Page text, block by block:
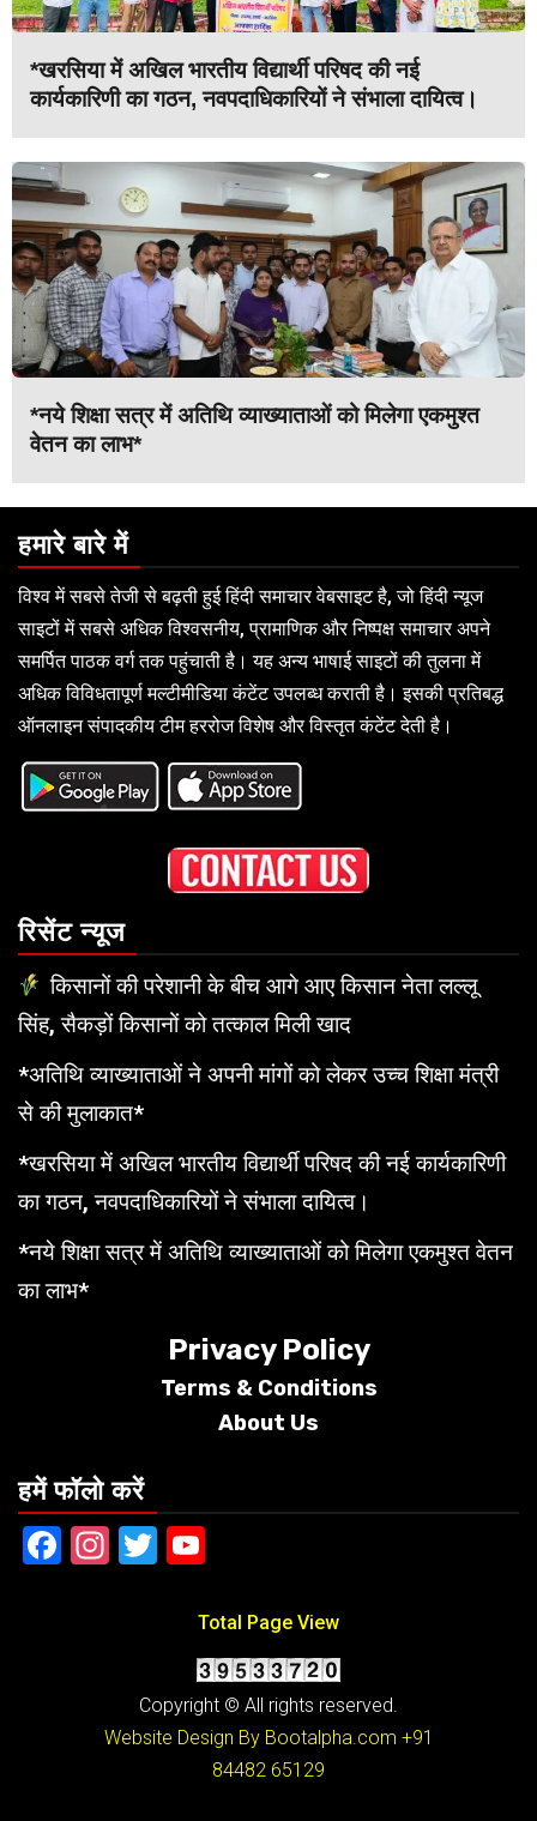
*खरसिया में अखिल भारतीय विद्यार्थी परिषद की नई
कार्यकारिणी का गठन, नवपदाधिकारियों ने संभाला दायित्व।
*नये शिक्षा सत्र में अतिथि व्याख्याताओं को मिलेगा एकमुश्त
वेतन का लाभ*
हमारे बारे में
विश्व में सबसे तेजी से बढ़ती हुई हिंदी समाचार वेबसाइट है, जो हिंदी न्यूज
साइटों में सबसे अधिक विश्वसनीय, प्रामाणिक और निष्पक्ष समाचार अपने
समर्पित पाठक वर्ग तक पहुंचाती है। यह अन्य भाषाई साइटों की तुलना में
अधिक विविधतापूर्ण मल्टीमीडिया कंटेंट उपलब्ध कराती है। इसकी प्रतिबद्ध
ऑनलाइन संपादकीय टीम हररोज विशेष और विस्तृत कंटेंट देती है।
रिसेंट न्यूज
किसानों की परेशानी के बीच आगे आए किसान नेता लल्लू
सिंह, सैकड़ों किसानों को तत्काल मिली खाद
*अतिथि व्याख्याताओं ने अपनी मांगों को लेकर उच्च शिक्षा मंत्री
से की मुलाकात*
*खरसिया में अखिल भारतीय विद्यार्थी परिषद की नई कार्यकारिणी
का गठन, नवपदाधिकारियों ने संभाला दायित्व।
*नये शिक्षा सत्र में अतिथि व्याख्याताओं को मिलेगा एकमुश्त वेतन
का लाभ*
Privacy Policy
Terms & Conditions
About Us
हमें फॉलो करें
Facebook
Instagram
Twitter
Total Page View
Copyright © All rights reserved.
Website Design By Bootalpha.com +91
84482 65129